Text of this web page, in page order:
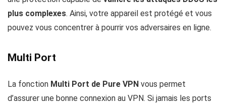
plus complexes. Ainsi, votre appareil est protégé et vous
pouvez vous concentrer à pourrir vos adversaires en ligne.
Multi Port
La fonction Multi Port de Pure VPN vous permet
d’assurer une bonne connexion au VPN. Si jamais les ports